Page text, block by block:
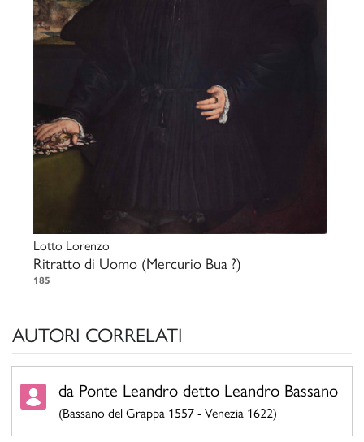
Lotto Lorenzo
Ritratto di Uomo (Mercurio Bua ?)
185
AUTORI CORRELATI
da Ponte Leandro detto Leandro Bassano
(Bassano del Grappa 1557 - Venezia 1622)